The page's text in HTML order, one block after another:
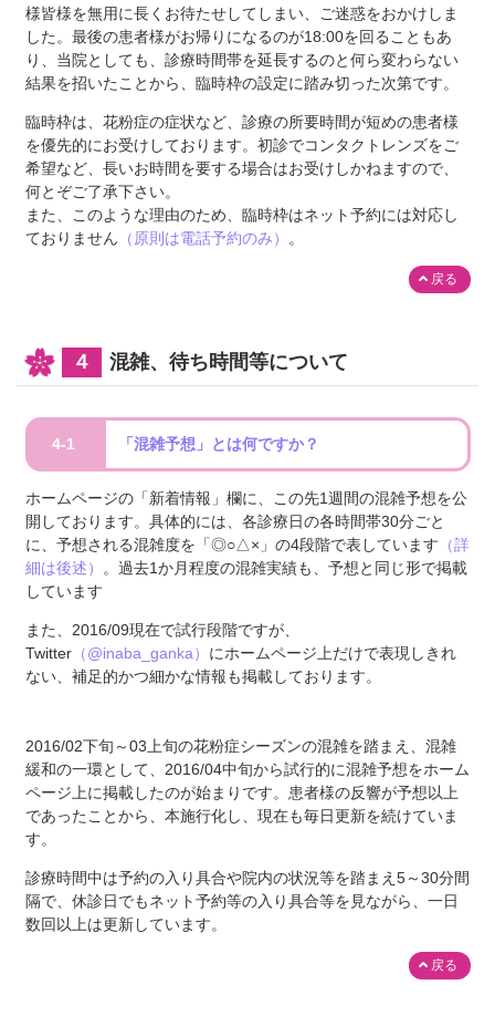
様皆様を無用に長くお待たせしてしまい、ご迷惑をおかけしま
した。最後の患者様がお帰りになるのが18:00を回ることもあ
り、当院としても、診療時間帯を延長するのと何ら変わらない
結果を招いたことから、臨時枠の設定に踏み切った次第です。
臨時枠は、花粉症の症状など、診療の所要時間が短めの患者様
を優先的にお受けしております。初診でコンタクトレンズをご
希望など、長いお時間を要する場合はお受けしかねますので、
何とぞご了承下さい。
また、このような理由のため、臨時枠はネット予約には対応し
ておりません （原則は電話予約のみ） 。
戻る
４ 混雑、待ち時間等について
4-1 「混雑予想」とは何ですか？
ホームページの「新着情報」欄に、この先1週間の混雑予想を公
開しております。具体的には、各診療日の各時間帯30分ごと
に、予想される混雑度を「◎○△×」の4段階で表しています （詳
細は後述）
。過去1か月程度の混雑実績も、予想と同じ形で掲載
しています
また、2016/09現在で試行段階ですが、
Twitter（@inaba_ganka） にホームページ上だけで表現しきれ
ない、補足的かつ細かな情報も掲載しております。
2016/02下旬～03上旬の花粉症シーズンの混雑を踏まえ、混雑
緩和の一環として、2016/04中旬から試行的に混雑予想をホーム
ページ上に掲載したのが始まりです。患者様の反響が予想以上
であったことから、本施行化し、現在も毎日更新を続けていま
す。
診療時間中は予約の入り具合や院内の状況等を踏まえ5～30分間
隔で、休診日でもネット予約等の入り具合等を見ながら、一日
数回以上は更新しています。
戻る